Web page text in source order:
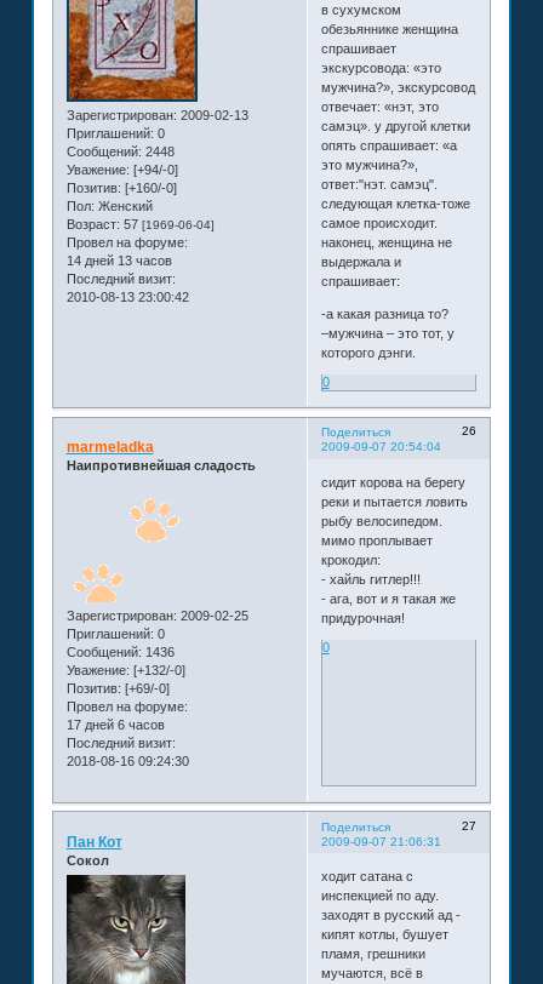
Зарегистрирован: 2009-02-13
Приглашений: 0
Сообщений: 2448
Уважение: [+94/-0]
Позитив: [+160/-0]
Пол: Женский
Возраст: 57 [1969-06-04]
Провел на форуме:
14 дней 13 часов
Последний визит:
2010-08-13 23:00:42
в сухумском
обезьяннике женщина
спрашивает
экскурсовода: «это
мужчина?», экскурсовод
отвечает: «нэт, это
самэц». у другой клетки
опять спрашивает: «а
это мужчина?»,
ответ:"нэт. самэц".
следующая клетка-тоже
самое происходит.
наконец, женщина не
выдержала и
спрашивает:
-а какая разница то?
–мужчина – это тот, у
которого дэнги.
0
Поделиться
26
2009-09-07 20:54:04
marmeladka
Наипротивнейшая сладость
Зарегистрирован: 2009-02-25
Приглашений: 0
Сообщений: 1436
Уважение: [+132/-0]
Позитив: [+69/-0]
Провел на форуме:
17 дней 6 часов
Последний визит:
2018-08-16 09:24:30
сидит корова на берегу
реки и пытается ловить
рыбу велосипедом.
мимо проплывает
крокодил:
- хайль гитлер!!!
- ага, вот и я такая же
придурочная!
0
Поделиться
27
2009-09-07 21:06:31
Пан Кот
Сокол
ходит сатана с
инспекцией по аду.
заходят в русский ад -
кипят котлы, бушует
пламя, грешники
мучаются, всё в